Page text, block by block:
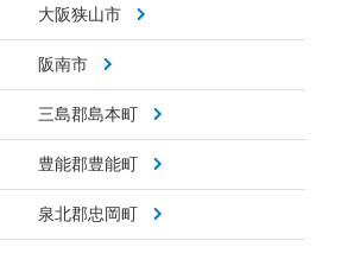
大阪狭山市
阪南市
三島郡島本町
豊能郡豊能町
泉北郡忠岡町